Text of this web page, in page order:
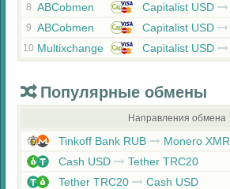
8 ABCobmen Capitalist USD
9 ABCobmen Capitalist USD
10 Multixchange Capitalist USD
Популярные обмены
Направления обмена
Tinkoff Bank RUB
Monero XMR
Cash USD
Tether TRC20
Tether TRC20
Cash USD